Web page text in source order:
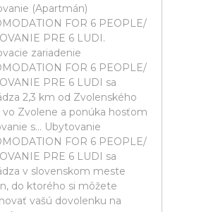
(Apartmán)
FOR 6 PEOPLE/
PRE 6 LUDI.
zariadenie
FOR 6 PEOPLE/
PRE 6 LUDI sa
2,3 km od Zvolenského
vo Zvolene a ponúka hosťom
s... Ubytovanie
FOR 6 PEOPLE/
PRE 6 LUDI sa
v slovenskom meste
do ktorého si môžete
vašú dovolenku na